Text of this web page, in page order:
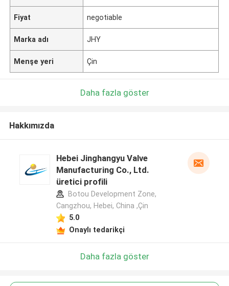
Fiyat negotiable
Marka adı JHY
Menşe yeri Çin
Daha fazla göster
Hakkımızda
Hebei Jinghangyu Valve
Manufacturing Co., Ltd.
üretici profili
Botou Development Zone,
Cangzhou, Hebei, China ,Çin
5.0
Onaylı tedarikçi
Daha fazla göster